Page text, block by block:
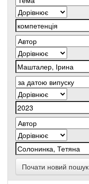
Почати новий пошук